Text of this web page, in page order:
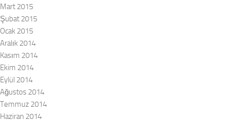
Mart 2015
Şubat 2015
Ocak 2015
Aralık 2014
Kasım 2014
Ekim 2014
Eylül 2014
Ağustos 2014
Temmuz 2014
Haziran 2014